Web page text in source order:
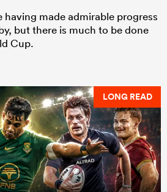
having made admirable progress
but there is much to be done
Cup.
LONG READ